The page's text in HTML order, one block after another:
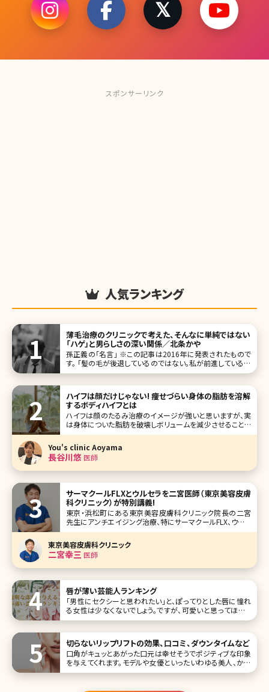
スポンサーリンク
人気ランキング
薄毛治療のクリニックで考えた、そんなに単純ではない
「ハゲ」と男らしさの深い関係／北条かや
孫正義の「名言」 ※この記事は2016年に発表されたもので
す。 「髪の毛が後退しているのではない。私が前進しているの
である。」――言わずと知れた、孫正義氏の名言ツイートだ（2013
ハイフは顔だけじゃない! 痩せづらい身体の脂肪を溶解
するボディハイフとは
ハイフは顔のたるみ治療のイメージが強いと思いますが、実
は身体についた脂肪を破壊しボリュームを減少させることも
できてしまうんです! 夏など暑く露出が増える季節に、体型が
気になる方や年々代謝が落ちてしまい同じ食事や活動量で
も太ってしまいお悩みの方はぜひこの記事をご覧下さい。 ボ
ディハイフ（Body
You's clinic Aoyama
長谷川悠 医師
サーマクールFLXとウルセラを二宮医師（東京美容皮膚
科クリニック）が特別講義!
東京・浜松町にある東京美容皮膚科クリニック院長の二宮
先生にアンチエイジング治療、特にサーマクールFLX、ウルセ
ラについて解説してもらいました。 アンチエイジング機器の
代名詞といっても過言ではないこの2機器。実際に毎日クリ
ニックで治療にあたり、多数の症例を見てきたからこその解
説は貴重です。アンチ
東京美容皮膚科クリニック
二宮幸三 医師
唇が薄い芸能人ランキング
「男性にセクシーと思われたい」と、ぽってりとした唇に憧れ
る女性は少なくないでしょう。ですが、可愛いと思ってほしい
のであれば、唇が薄い方が実はいいかもしれません。 そこで
切らないリップリフトの効果、口コミ、ダウンタイムなど
口角がキュッとあがった口元は幸せそうでポジティブな印象
を与えてくれます。モデルや女優といったいわゆる美人、かわ
いいと言われる女性たちも皆、口角があがっている人ばか
がってしまう人